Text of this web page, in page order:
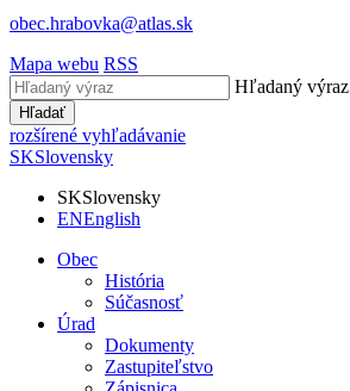
obec.hrabovka@atlas.sk
Mapa webu RSS
Hľadaný výraz
Hľadať
rozšírené vyhľadávanie
SKSlovensky
SKSlovensky
ENEnglish
Obec
História
Súčasnosť
Úrad
Dokumenty
Zastupiteľstvo